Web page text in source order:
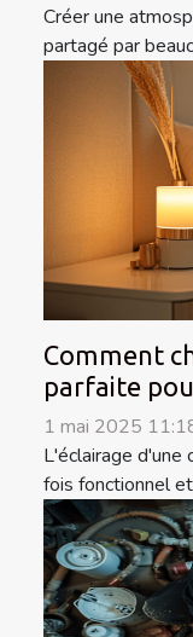
Créer une
partagé par
Comment
parfaite
1 mai 2025
L'éclairage d'une
fois fonctionnel